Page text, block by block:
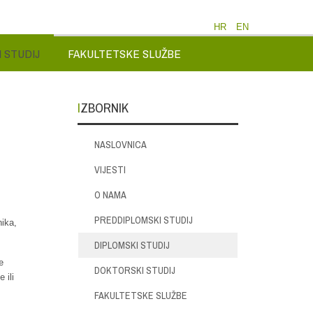
HR EN
STUDIJ FAKULTETSKE SLUŽBE
ili
IZBORNIK
NASLOVNICA
VIJESTI
O NAMA
PREDDIPLOMSKI STUDIJ
DIPLOMSKI STUDIJ
DOKTORSKI STUDIJ
FAKULTETSKE SLUŽBE